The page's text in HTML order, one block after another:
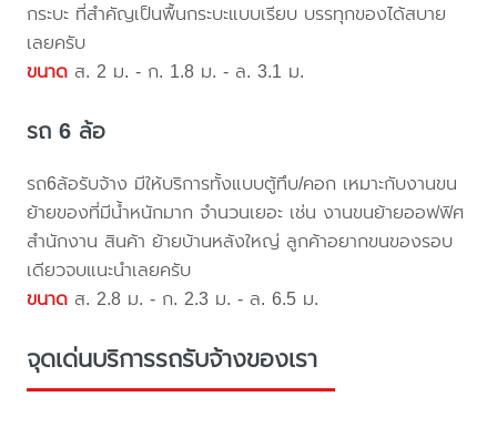
กระบะ ที่สำคัญเป็นพื้นกระบะแบบเรียบ บรรทุกของได้สบาย
เลยครับ
ขนาด ส. 2 ม. - ก. 1.8 ม. - ล. 3.1 ม.
รถ 6 ล้อ
รถ6ล้อรับจ้าง มีให้บริการทั้งแบบตู้ทึบ/คอก เหมาะกับงานขน
ย้ายของที่มีน้ำหนักมาก จำนวนเยอะ เช่น งานขนย้ายออฟฟิศ
สำนักงาน สินค้า ย้ายบ้านหลังใหญ่ ลูกค้าอยากขนของรอบ
เดียวจบแนะนำเลยครับ
ขนาด ส. 2.8 ม. - ก. 2.3 ม. - ล. 6.5 ม.
จุดเด่นบริการรถรับจ้างของเรา